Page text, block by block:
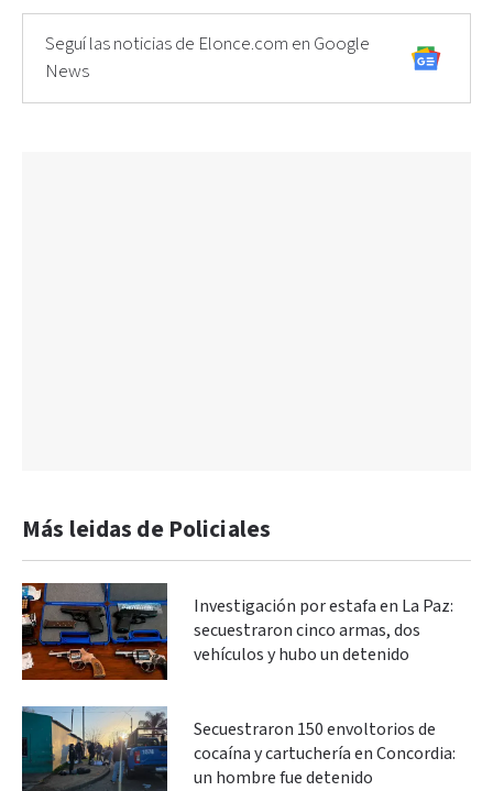
Seguí las noticias de Elonce.com en Google
News
Más leidas de Policiales
Investigación por estafa en La Paz:
secuestraron cinco armas, dos
vehículos y hubo un detenido
Secuestraron 150 envoltorios de
cocaína y cartuchería en Concordia:
un hombre fue detenido